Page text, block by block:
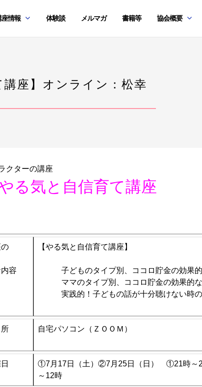
座情報 体験談 メルマガ 書籍等 協会概要
座】オンライン：松幸
クターの講座
る気と自信育て講座
容
【やる気と自信育て講座】
子どものタイプ別、ココロ貯金の効果
ママのタイプ別、ココロ貯金の効果的
実践的！子どもの話が十分聴けない時
自宅パソコン（ＺＯＯＭ）
①7月17日（土）②7月25日（日） ①21時
～12時